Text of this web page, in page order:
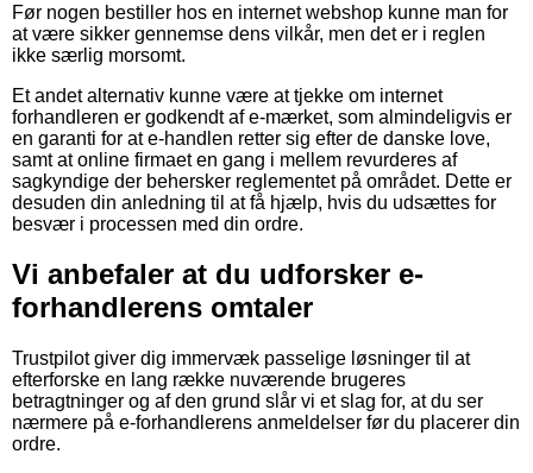
Før nogen bestiller hos en internet webshop kunne man for
at være sikker gennemse dens vilkår, men det er i reglen
ikke særlig morsomt.
Et andet alternativ kunne være at tjekke om internet
forhandleren er godkendt af e-mærket, som almindeligvis er
en garanti for at e-handlen retter sig efter de danske love,
samt at online firmaet en gang i mellem revurderes af
sagkyndige der behersker reglementet på området. Dette er
desuden din anledning til at få hjælp, hvis du udsættes for
besvær i processen med din ordre.
Vi anbefaler at du udforsker e-
forhandlerens omtaler
Trustpilot giver dig immervæk passelige løsninger til at
efterforske en lang række nuværende brugeres
betragtninger og af den grund slår vi et slag for, at du ser
nærmere på e-forhandlerens anmeldelser før du placerer din
ordre.